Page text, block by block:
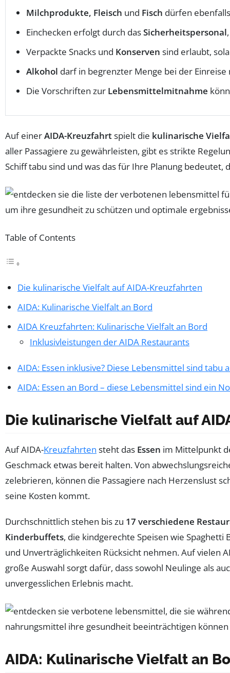
Milchprodukte, Fleisch und Fisch dürfen
Einchecken erfolgt durch dasSicherheitspersonal
Verpackte Snacks und Konserven sind erlaubt,
Alkohol darf in begrenzter Menge bei der
Die Vorschriften zur Lebensmittelmitnahme
Auf einerAIDA-Kreuzfahrtspielt die kulinarische
aller Passagiere zu gewährleisten, gibt es strikte
Schiff tabu sind und was das für Ihre Planung
Table of Contents
Die kulinarische Vielfalt auf AIDA-Kreuzfahrten
AIDA: Kulinarische Vielfalt an Bord
AIDA Kreuzfahrten: Kulinarische Vielfalt an Bord
Inklusivleistungen der AIDA Restaurants
AIDA: Essen inklusive? Diese Lebensmittel sind tabu
AIDA: Essen an Bord – diese Lebensmittel sind ein
Die kulinarische Vielfalt auf
Auf AIDA-Kreuzfahrten steht das Essen im Mittelpunkt
Geschmack etwas bereit halten. Von
zelebrieren, können die Passagiere nach Herzenslust
seine Kosten kommt.
Durchschnittlich stehen bis zu 17 verschiedene
Kinderbuffets, die kindgerechte Speisen wie
und Unverträglichkeiten Rücksicht nehmen. Auf vielen
große Auswahl sorgt dafür, dass sowohl Neulinge als
unvergesslichen Erlebnis macht.
AIDA: Kulinarische Vielfalt an